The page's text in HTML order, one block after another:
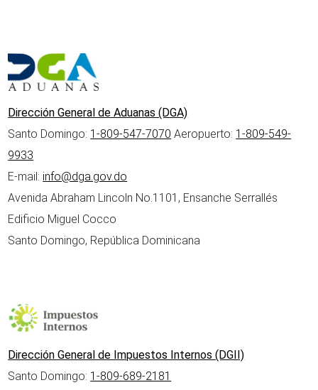
Dirección General de Aduanas (DGA)
Santo Domingo: 1-809-547-7070 Aeropuerto: 1-809-549-
9933
E-mail: info@dga.gov.do
Avenida Abraham Lincoln No.1101, Ensanche Serrallés
Edificio Miguel Cocco
Santo Domingo, República Dominicana
Dirección General de Impuestos Internos (DGII)
Santo Domingo: 1-809-689-2181